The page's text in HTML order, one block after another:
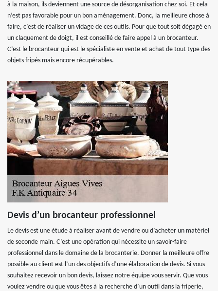
à la maison, ils deviennent une source de désorganisation chez soi. Et cela
n’est pas favorable pour un bon aménagement. Donc, la meilleure chose à
faire, c’est de réaliser un vidage de ces outils. Pour que tout soit dégagé en
un claquement de doigt, il est conseillé de faire appel à un brocanteur.
C’est le brocanteur qui est le spécialiste en vente et achat de tout type des
objets fripés mais encore récupérables.
Devis d’un brocanteur professionnel
Le devis est une étude à réaliser avant de vendre ou d’acheter un matériel
de seconde main. C’est une opération qui nécessite un savoir-faire
professionnel dans le domaine de la brocanterie. Donner la meilleure offre
possible au client est l’un des objectifs d’une élaboration de devis. Si vous
souhaitez recevoir un bon devis, laissez notre équipe vous servir. Que vous
voulez vendre ou que vous êtes à la recherche d’un outil dans la friperie,